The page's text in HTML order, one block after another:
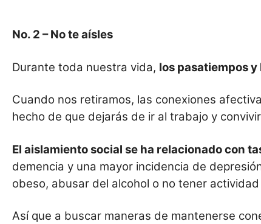
No. 2 – No te aísles
Durante toda nuestra vida, los pasatiempos
Cuando nos retiramos, las conexiones
hecho de que dejarás de ir al trabajo y
El aislamiento social se ha relacionado con
demencia y una mayor incidencia de
obeso, abusar del alcohol o no tener
Así que a buscar maneras de mantenerse